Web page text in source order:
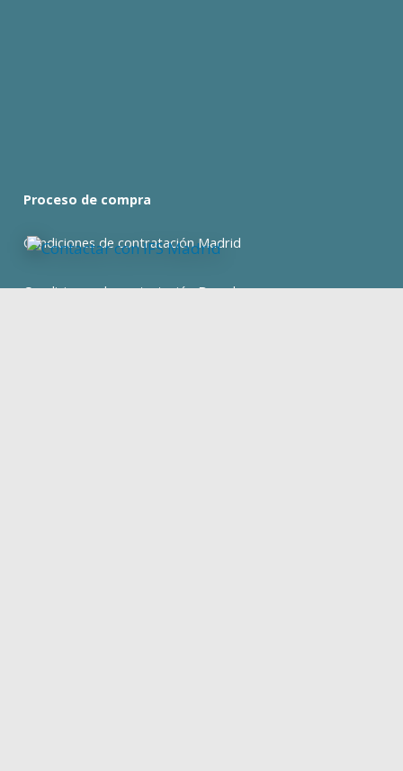
Proceso de compra
Condiciones de contratación Madrid
Condiciones de contratación Barcelona